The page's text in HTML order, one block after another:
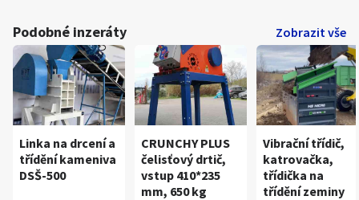
Podobné inzeráty Zobrazit vše
Linka na drcení a
třídění kameniva
DSŠ-500
CRUNCHY PLUS
čelisťový drtič,
vstup 410*235
mm, 650 kg
Vibrační třídič,
katrovačka,
třídička na
třídění zeminy